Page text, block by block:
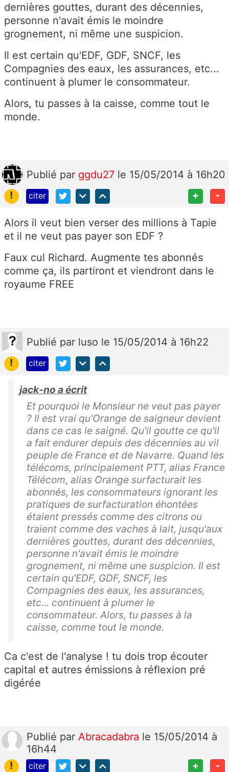
dernières gouttes, durant des décennies,
personne n'avait émis le moindre
grognement, ni même une suspicion.
Il est certain qu'EDF, GDF, SNCF, les
Compagnies des eaux, les assurances, etc...
continuent à plumer le consommateur.
Alors, tu passes à la caisse, comme tout le
monde.
Publié par ggdu27 le 15/05/2014 à 16h20
!
citer + -
Alors il veut bien verser des millions à Tapie
et il ne veut pas payer son EDF ?
Faux cul Richard. Augmente tes abonnés
comme ça, ils partiront et viendront dans le
royaume FREE
Publié par luso le 15/05/2014 à 16h22
!
citer
jack-no a écrit
Et pourquoi le Monsieur ne veut pas payer
? Il est vrai qu'Orange de saigneur devient
dans ce cas le saigné. Qu'il goutte ce qu'il
a fait endurer depuis des décennies au vil
peuple de France et de Navarre. Quand les
télécoms, principalement PTT, alias France
Télécom, alias Orange surfacturait les
abonnés, les consommateurs ignorant les
pratiques de surfacturation éhontées
étaient pressés comme des citrons ou
traient comme des vaches à lait, jusqu'aux
dernières gouttes, durant des décennies,
personne n'avait émis le moindre
grognement, ni même une suspicion. Il est
certain qu'EDF, GDF, SNCF, les
Compagnies des eaux, les assurances,
etc... continuent à plumer le
consommateur. Alors, tu passes à la
caisse, comme tout le monde.
Ca c'est de l'analyse ! tu dois trop écouter
capital et autres émissions à réflexion pré
digérée
Publié par Abracadabra le 15/05/2014 à
16h44
!
citer + -